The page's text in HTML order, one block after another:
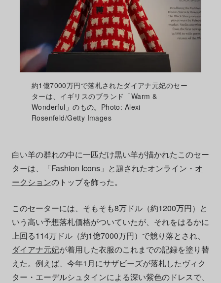
約1億7000万円で落札されたダイアナ元妃のセー
ターは、イギリスのブランド「Warm &
Wonderful」のもの。Photo: Alexi
Rosenfeld/Getty Images
白い羊の群れの中に一匹だけ黒い羊が描かれたこのセー
ターは、「Fashion Icons」と題されたオンライン・ オ
ークションのトップを飾った。
このセーターには、そもそも8万ドル（約1200万円）と
いう高い予想落札価格がついていたが、それをはるかに
上回る114万ドル（約1億7000万円）で競り落とされ、
ダイアナ元妃が着用した衣服のこれまでの記録を塗り替
えた。例えば、今年1月にサザビーズが落札したヴィク
ター・エーデルシュタインによる深い紫色のドレスで、